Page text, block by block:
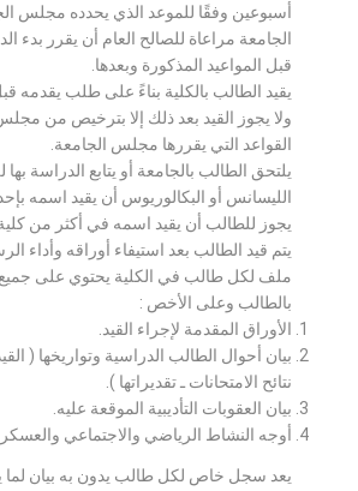
أسبوعين وفقًا للموعد الذي يحدده مجلس
الجامعة مراعاة للصالح العام أن يقرر بدء
قبل المواعيد المذكورة وبعدها.
يقيد الطالب بالكلية بناءً على طلب يقدمه
ولا يجوز القيد بعد ذلك إلا بترخيص من
القواعد التي يقررها مجلس الجامعة.
يلتحق الطالب بالجامعة أو يتابع الدراسة
الليسانس أو البكالوريوس أن يقيد اسمه
يجوز للطالب أن يقيد اسمه في أكثر من
يتم قيد الطالب بعد استيفاء أوراقه وأداء
ملف لكل طالب في الكلية يحتوي على جميع
بالطالب وعلى الأخص :
الأوراق المقدمة لإجراء القيد.
بيان أحوال الطالب الدراسية وتواريخها (
نتائح الامتحانات ـ تقديراتها ).
بيان العقوبات التأديبية الموقعة عليه.
أوجه النشاط الرياضي والاجتماعي
يعد سجل خاص لكل طالب يدون به بيان لما